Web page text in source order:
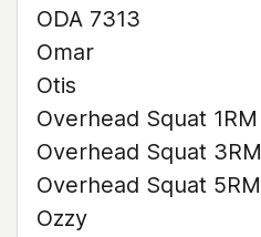
ODA 7313
Omar
Otis
Overhead Squat 1RM
Overhead Squat 3RM
Overhead Squat 5RM
Ozzy